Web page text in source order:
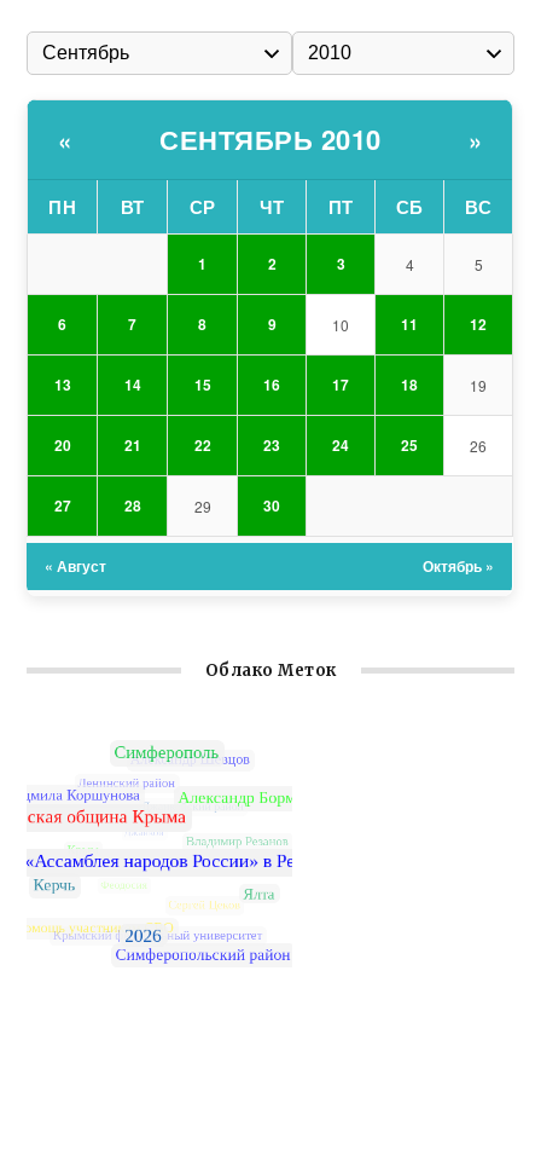
« СЕНТЯБРЬ 2010 »
ПН ВТ СР ЧТ ПТ СБ ВС
1 2 3 4 5
6 7 8 9 10 11 12
13 14 15 16 17 18 19
20 21 22 23 24 25 26
27 28 29 30
« Август Октябрь »
Облако Меток